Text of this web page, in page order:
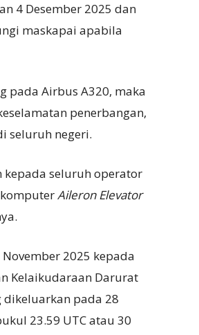
4 Desember 2025 dan
maskapai apabila
pada Airbus A320, maka
penerbangan,
seluruh negeri.
kepada seluruh operator
AileronElevator
2025 kepada
Kelaikudaraan Darurat
dikeluarkan pada 28
23.59 UTC atau 30